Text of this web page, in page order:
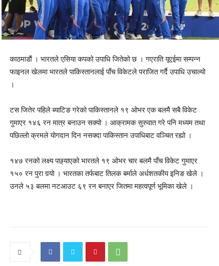
काठमाडौं । भारतले एसिया कपको उपाधि जितेको छ । गएराति यूएईमा सम्पन्न
फाइनल खेलमा भारतले पाकिस्तानलाई पाँच विकेटले पराजित गर्दै उपाधि उचाल्यो
।
टस जितेर पहिले ब्याटिङ गरेको पाकिस्तानले १९ ओभर एक बलमै सबै विकेट
गुमाएर १४६ रन मात्र बनाउन सक्यो । आक्रामक सुरुवात गरे पनि मध्यम तथा
पछिल्लो क्रमले योगदान दिन नसक्दा पाकिस्तान उपाधिबाट वञ्चित रह्यो ।
१४७ रनको लक्ष्य पछ्याएको भारतले १९ ओभर चार बलमै पाँच विकेट गुमाएर
१५० रन पुरा गर्‍यो । भारतका तर्फबाट तिलक बर्माले अर्धशतकीय इनिङ खेले ।
उनले ५३ बलमा नटआउट ६९ रन बनाएर जितमा महत्वपूर्ण भूमिका खेले ।